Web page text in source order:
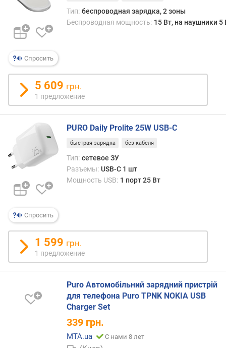
а
ъ
е
о
в
S
)
м
о
н
т
б
п
Спросить
Тип: беспроводная зарядка, 2 зоны
Беспроводная мощность: 15 Вт, на наушники 5
5 609 грн.
1 предложение
Спросить
PURO Daily Prolite 25W USB-C
быстрая зарядка без кабеля
Тип: сетевое ЗУ
Разъемы: USB-C 1 шт
Мощность USB: 1 порт 25 Вт
1 599 грн.
1 предложение
Puro Автомобільний зарядний пристрій
для телефона Puro TPNK NOKIA USB
Charger Set
339 грн.
MTA.ua С нами 8 лет